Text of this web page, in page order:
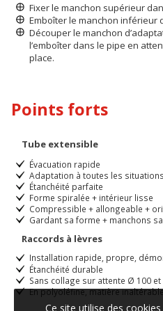
Fixer le manchon supérieur
Emboîter le manchon inférieur
Découper le manchon
l’emboîter dans le pipe en
place.
Points forts
Tube extensible
Évacuation rapide
Adaptation à toutes les situations
Étanchéité parfaite
Forme spiralée + intérieur lisse
Compressible + allongeable +
Gardant sa forme + manchons
Raccords à lèvres
Installation rapide, propre,
Étanchéité durable
Sans collage sur attente Ø 100 et
En polyoléfine, matière
Ce site utilise des